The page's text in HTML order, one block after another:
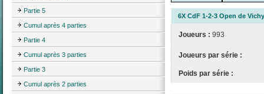
Partie 5
Cumul après 4 parties
Partie 4
Cumul après 3 parties
Partie 3
Cumul après 2 parties
6X CdF 1-2-3 Open de
Joueurs : 993
Joueurs par série :
Poids par série :